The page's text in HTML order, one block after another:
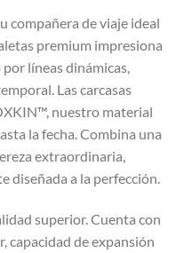
compañera de viaje ideal
premium impresiona
líneas dinámicas,
Las carcasas
nuestro material
la fecha. Combina una
extraordinaria,
diseñada a la perfección.
superior. Cuenta con
capacidad de expansión